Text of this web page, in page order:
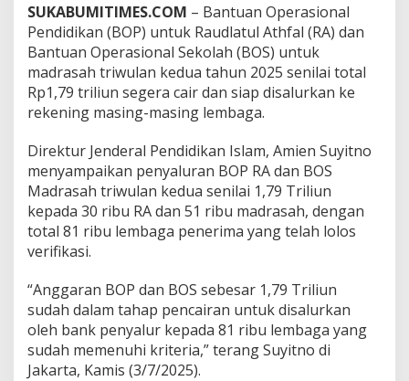
a
s
a
h
S
e
g
a
C
a
i
SUKABUMITIMES.COM – Bantuan Operasional
Pendidikan (BOP) untuk Raudlatul Athfal (RA) dan
Bantuan Operasional Sekolah (BOS) untuk
madrasah triwulan kedua tahun 2025 senilai total
Rp1,79 triliun segera cair dan siap disalurkan ke
rekening masing-masing lembaga.
Direktur Jenderal Pendidikan Islam, Amien Suyitno
menyampaikan penyaluran BOP RA dan BOS
Madrasah triwulan kedua senilai 1,79 Triliun
kepada 30 ribu RA dan 51 ribu madrasah, dengan
total 81 ribu lembaga penerima yang telah lolos
verifikasi.
“Anggaran BOP dan BOS sebesar 1,79 Triliun
sudah dalam tahap pencairan untuk disalurkan
oleh bank penyalur kepada 81 ribu lembaga yang
sudah memenuhi kriteria,” terang Suyitno di
Jakarta, Kamis (3/7/2025).